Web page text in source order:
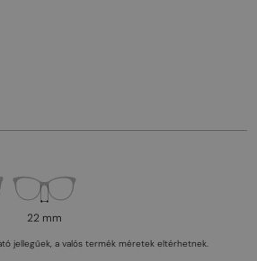
22 mm
jellegűek, a valós termék méretek eltérhetnek.